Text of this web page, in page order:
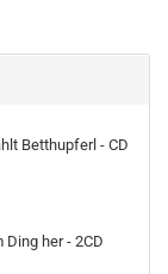
Betthupferl - CD
her - 2CD